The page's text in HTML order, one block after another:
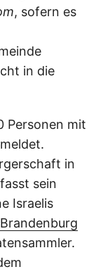
, sofern es
in die
Personen mit
in
sein
Israelis